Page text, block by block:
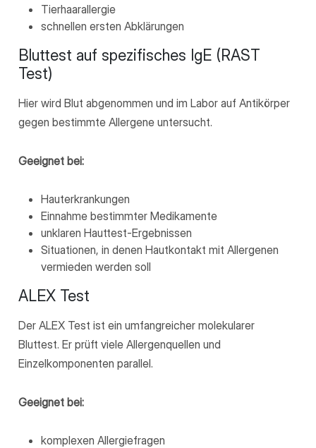
Tierhaarallergie
schnellen ersten Abklärungen
Bluttest auf spezifisches IgE (RAST
Test)
Hier wird Blut abgenommen und im Labor auf Antikörper
gegen bestimmte Allergene untersucht.
Geeignet bei:
Hauterkrankungen
Einnahme bestimmter Medikamente
unklaren Hauttest-Ergebnissen
Situationen, in denen Hautkontakt mit Allergenen
vermieden werden soll
ALEX Test
Der ALEX Test ist ein umfangreicher molekularer
Bluttest. Er prüft viele Allergenquellen und
Einzelkomponenten parallel.
Geeignet bei:
komplexen Allergiefragen